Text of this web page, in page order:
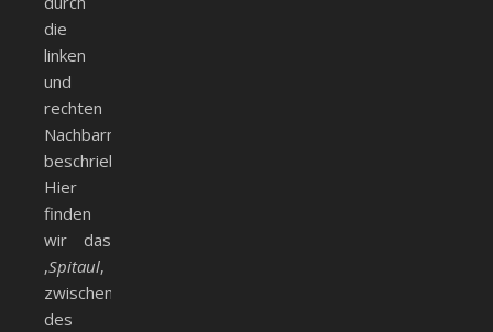
die
linken
und
rechten
Nachbarn
beschrieben.
Hier
finden
wir das
‚Spitaul‚
zwischen
des